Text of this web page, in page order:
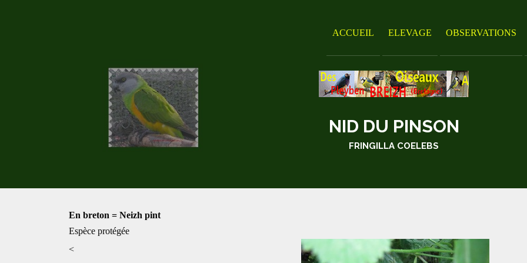
NID DU PINSON
FRINGILLA COELEBS
<
ACCUEIL ELEVAGE OBSERVATIONS
En breton = Neizh pint
Espèce protégée